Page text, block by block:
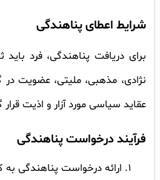
شرایط اعطای پناهندگی
برای دریافت پناهندگی، فرد
نژادی، مذهبی، ملیتی، عضویت
عقاید سیاسی مورد آزار و اذیت
فرآیند درخواست پناهندگی
ارائه درخواست پناهندگی به